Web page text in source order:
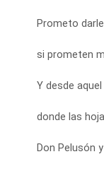
Prometo
si prometen
Y desde
donde las
Don Pelusón